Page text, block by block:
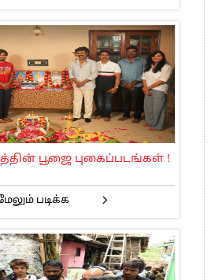
பூஜை புகைப்படங்கள் !
படிக்க